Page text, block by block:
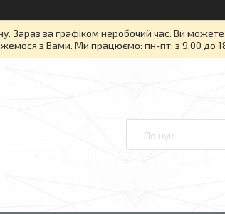
Зараз за графіком неробочий час. Ви
з Вами. Ми працюємо: пн-пт: з 9.00 до